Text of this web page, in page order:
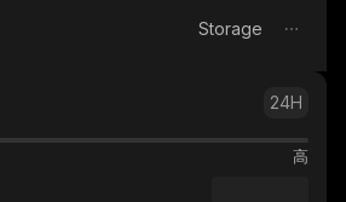
Storage
24H
高